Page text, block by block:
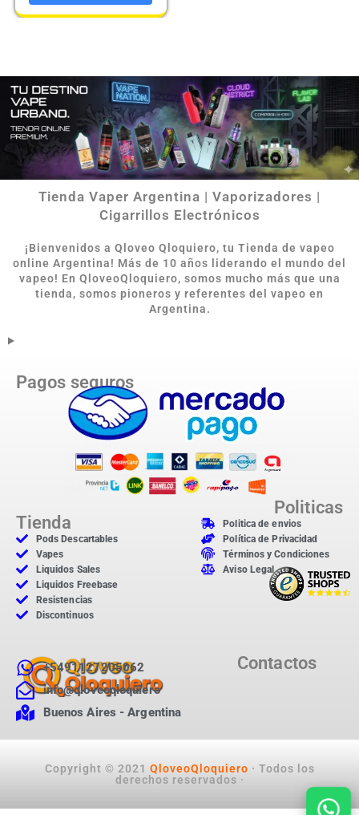
Tienda Vaper Argentina | Vaporizadores |
Cigarrillos Electrónicos
¡Bienvenidos a Qloveo Qloquiero, tu Tienda de vapeo
online Argentina! Más de 10 años liderando el mundo del
vapeo! En QloveoQloquiero, somos mucho más que una
tienda, somos pioneros y referentes del vapeo en
Argentina.
Pagos seguros
Tienda
Pods Descartables
Vapes
Liquidos Sales
Liquidos Freebase
Resistencias
Discontinuos
Politicas
Politica de envios
Política de Privacidad
Términos y Condiciones
Aviso Legal
Contactos
+5491127205062
info@qloveoqloquiero
Buenos Aires - Argentina
Copyright © 2021 QloveoQloquiero · Todos los
derechos reservados ·